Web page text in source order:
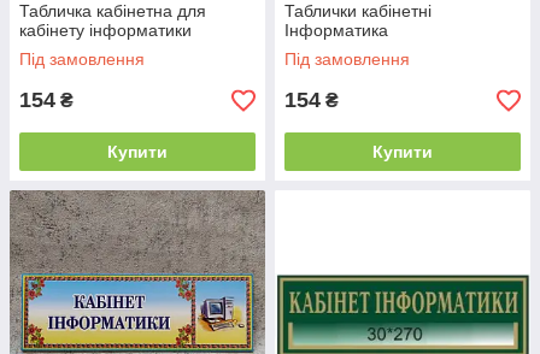
Табличка кабінетна для
кабінету інформатики
Під замовлення
154 ₴
Купити
Таблички кабінетні
Інформатика
Під замовлення
154 ₴
Купити